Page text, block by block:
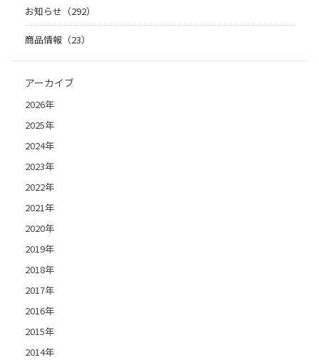
お知らせ（292）
商品情報（23）
アーカイブ
2026年
2025年
2024年
2023年
2022年
2021年
2020年
2019年
2018年
2017年
2016年
2015年
2014年